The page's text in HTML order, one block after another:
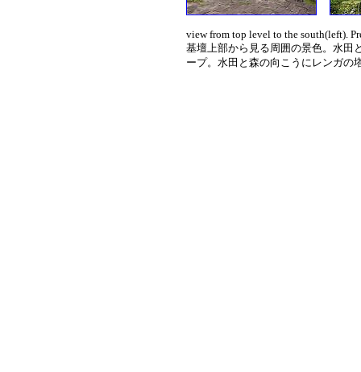
view from top level to the south(left).
基壇上部から見る周囲の景色。水田
ープ。水田と森の向こうにレンガの